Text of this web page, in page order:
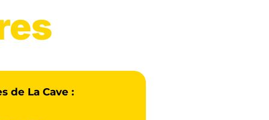
de La Cave :